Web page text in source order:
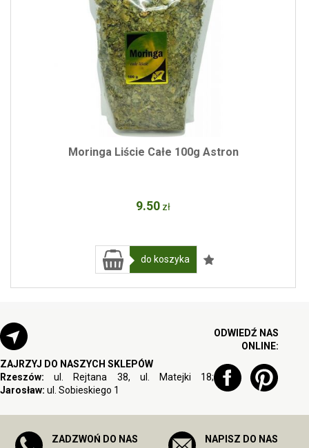
Moringa Liście Całe 100g Astron
9.50 zł
do koszyka
ZAJRZYJ DO NASZYCH SKLEPÓW
Rzeszów: ul. Rejtana 38, ul. Matejki 18;
Jarosław: ul. Sobieskiego 1
ODWIEDŹ NAS
ONLINE:
ZADZWOŃ DO NAS
NAPISZ DO NAS